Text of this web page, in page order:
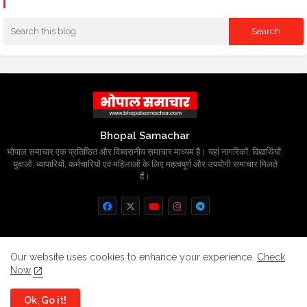
Bhopal Samachar
भोपाल समाचार एक प्रतिष्ठित और विश्वसनीय समाचार माध्यम है। यहां नागरिकों, विद्यार्थियों,
युवाओं, व्यापारियों, कर्मचारियों एवं महिलाओं के लिए महत्वपूर्ण और उपयोगी समाचार मिलते
हैं।
Home About Contact us
Privacy Policy
Our website uses cookies to enhance your experience. Check
Now
Ok, Go it!